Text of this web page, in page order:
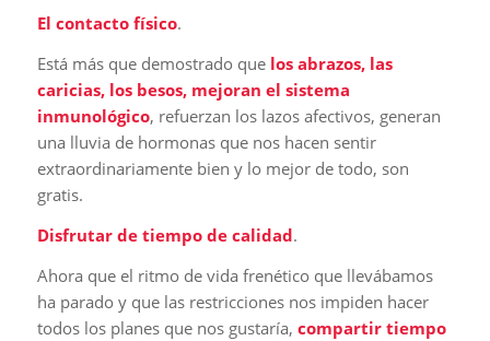
El contacto físico.
Está más que demostrado que los abrazos, las
caricias, los besos, mejoran el sistema
inmunológico, refuerzan los lazos afectivos, generan
una lluvia de hormonas que nos hacen sentir
extraordinariamente bien y lo mejor de todo, son
gratis.
Disfrutar de tiempo de calidad.
Ahora que el ritmo de vida frenético que llevábamos
ha parado y que las restricciones nos impiden hacer
todos los planes que nos gustaría, compartir tiempo